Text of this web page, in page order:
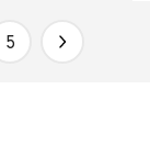
5